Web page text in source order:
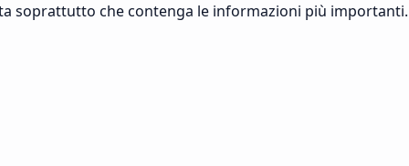
soprattutto che contenga le informazioni più importanti.